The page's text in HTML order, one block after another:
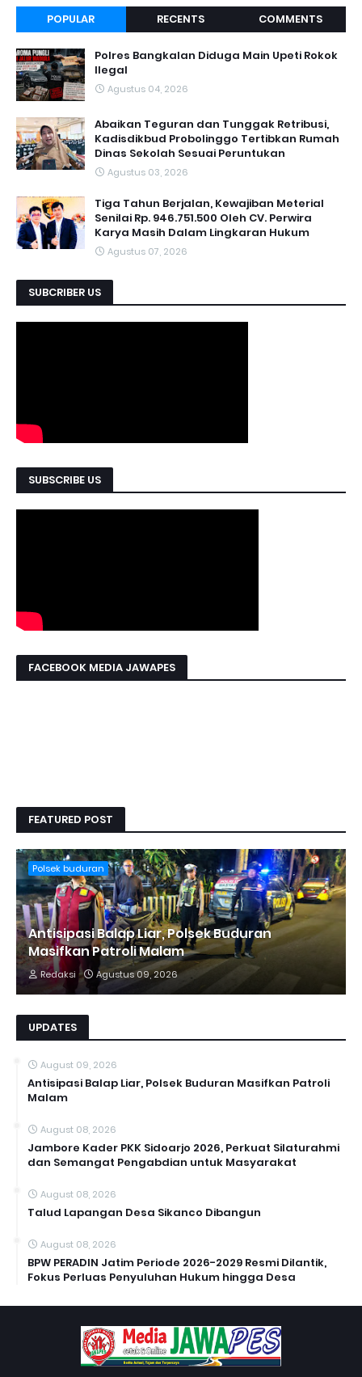
POPULAR RECENTS COMMENTS
Polres Bangkalan Diduga Main Upeti Rokok
Ilegal
Agustus 04, 2026
Abaikan Teguran dan Tunggak Retribusi,
Kadisdikbud Probolinggo Tertibkan Rumah
Dinas Sekolah Sesuai Peruntukan
Agustus 03, 2026
Tiga Tahun Berjalan, Kewajiban Meterial
Senilai Rp. 946.751.500 Oleh CV. Perwira
Karya Masih Dalam Lingkaran Hukum
Agustus 07, 2026
SUBCRIBER US
SUBSCRIBE US
FACEBOOK MEDIA JAWAPES
FEATURED POST
Polsek buduran
Antisipasi Balap Liar, Polsek Buduran
Masifkan Patroli Malam
Redaksi Agustus 09, 2026
UPDATES
August 09, 2026
Antisipasi Balap Liar, Polsek Buduran Masifkan Patroli
Malam
August 08, 2026
Jambore Kader PKK Sidoarjo 2026, Perkuat Silaturahmi
dan Semangat Pengabdian untuk Masyarakat
August 08, 2026
Talud Lapangan Desa Sikanco Dibangun
August 08, 2026
BPW PERADIN Jatim Periode 2026-2029 Resmi Dilantik,
Fokus Perluas Penyuluhan Hukum hingga Desa